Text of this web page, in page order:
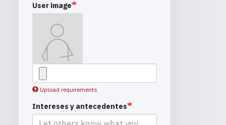
User image
Upload requirements
Intereses y antecedentes